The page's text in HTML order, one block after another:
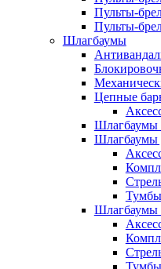
Пульты-
Пульты-
Шлагбаумы
Цепные
Шлагбаумы
Шлагбаумы
Шлагбаумы